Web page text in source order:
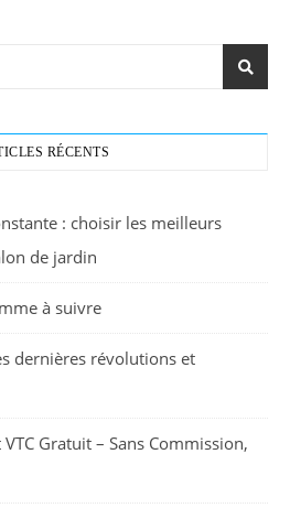
RÉCENTS
: choisir les meilleurs
de jardin
à suivre
dernières révolutions et
Gratuit – Sans Commission,